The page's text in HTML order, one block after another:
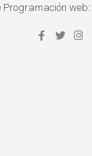
Programación web: